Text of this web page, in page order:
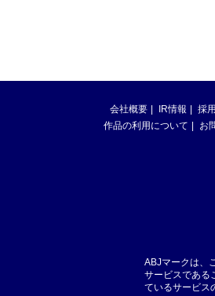
会社概要 IR情報 採
作品の利用について
お
ABJマークは、
サービスである
ているサービス